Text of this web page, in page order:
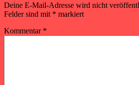
Deine E-Mail-Adresse wird nicht
Felder sind mit * markiert
Kommentar *